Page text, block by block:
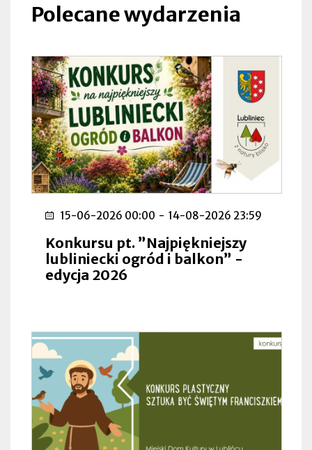
zakładce
Polecane wydarzenia
15-06-2026 00:00 - 14-08-2026 23:59
Konkursu pt. ”Najpiękniejszy
lubliniecki ogród i balkon” -
edycja 2026